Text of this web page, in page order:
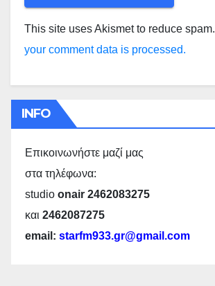
This site uses Akismet to reduce spam.
your comment data is processed.
INFO
Επικοινωνήστε μαζί μας
στα τηλέφωνα:
studio onair 2462083275
και 2462087275
email: starfm933.gr@gmail.com